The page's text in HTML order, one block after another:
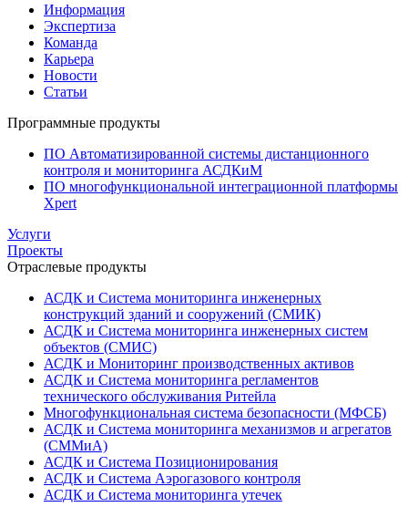
Информация
Экспертиза
Команда
Карьера
Новости
Статьи
Программные продукты
ПО Автоматизированной системы дистанционного
контроля и мониторинга АСДКиМ
ПО многофункциональной интеграционной платформы
Xpert
Услуги
Проекты
Отраслевые продукты
АСДК и Система мониторинга инженерных
конструкций зданий и сооружений (СМИК)
АСДК и Система мониторинга инженерных систем
объектов (СМИС)
АСДК и Мониторинг производственных активов
АСДК и Система мониторинга регламентов
технического обслуживания Ритейла
Многофункциональная система безопасности (МФСБ)
АСДК и Система мониторинга механизмов и агрегатов
(СММиА)
АСДК и Система Позиционирования
АСДК и Система Аэрогазового контроля
АСДК и Система мониторинга утечек